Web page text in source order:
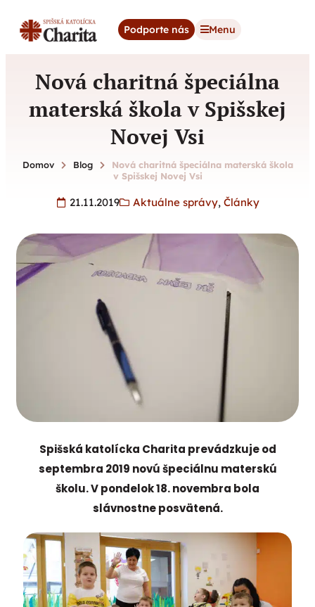
Podporte nás Menu
Nová charitná špeciálna
materská škola v Spišskej
Novej Vsi
Domov Blog
Nová charitná špeciálna materská škola
v Spišskej Novej Vsi
21.11.2019 Aktuálne správy, Články
Spišská katolícka Charita prevádzkuje od
septembra 2019 novú špeciálnu materskú
školu. V pondelok 18. novembra bola
slávnostne posvätená.